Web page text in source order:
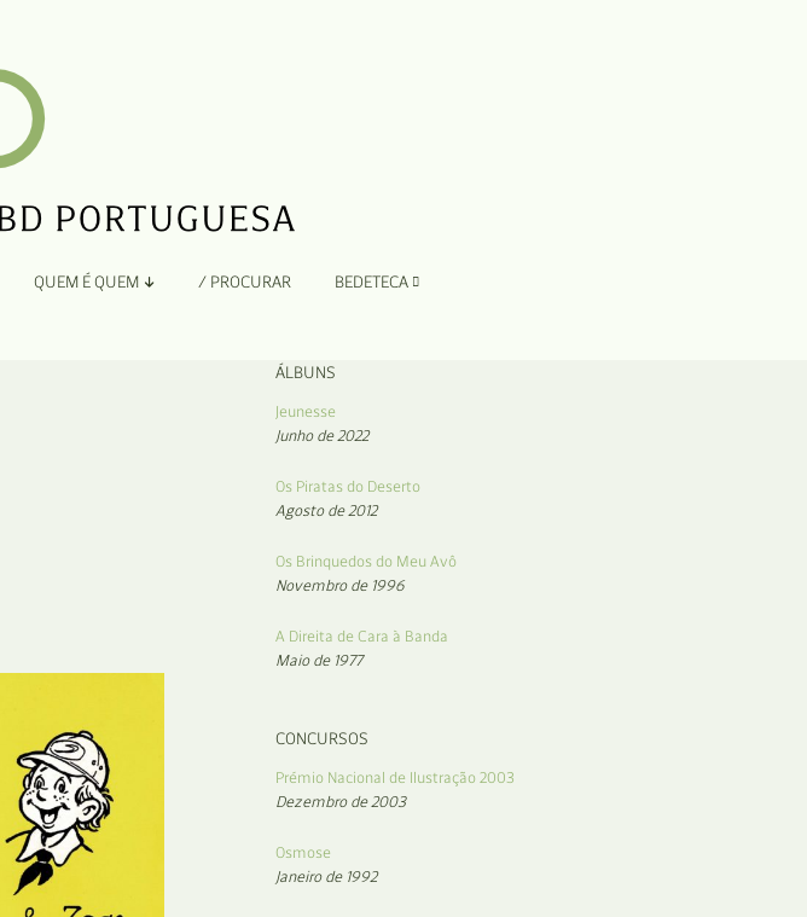
QUEM É QUEM / PROCURAR BEDETECA
ÁLBUNS
Jeunesse
Junho de 2022
Os Piratas do Deserto
Agosto de 2012
Os Brinquedos do Meu Avô
Novembro de 1996
A Direita de Cara à Banda
Maio de 1977
CONCURSOS
Prémio Nacional de Ilustração 2003
Dezembro de 2003
Osmose
Janeiro de 1992